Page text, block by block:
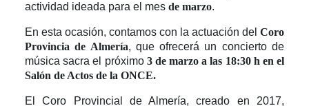
actividad ideada para el mes de marzo.
En esta ocasión, contamos con la actuación del Coro
Provincia de Almería, que ofrecerá un concierto de
música sacra el próximo 3 de marzo a las 18:30 h en el
Salón de Actos de la ONCE.
El Coro Provincial de Almería, creado en 2017,